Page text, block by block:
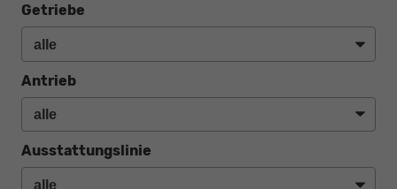
Getriebe
Antrieb
Ausstattungslinie